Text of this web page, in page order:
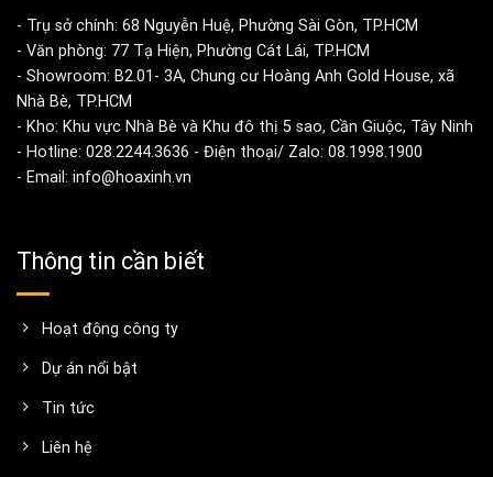
- Trụ sở chính: 68 Nguyễn Huệ, Phường Sài Gòn, TP.HCM
- Văn phòng: 77 Tạ Hiện, Phường Cát Lái, TP.HCM
- Showroom: B2.01- 3A, Chung cư Hoàng Anh Gold House, xã
Nhà Bè, TP.HCM
- Kho: Khu vực Nhà Bè và Khu đô thị 5 sao, Cần Giuộc, Tây Ninh
- Hotline: 028.2244.3636 - Điện thoại/ Zalo: 08.1998.1900
- Email: info@hoaxinh.vn
Thông tin cần biết
Hoạt động công ty
Dự án nổi bật
Tin tức
Liên hệ